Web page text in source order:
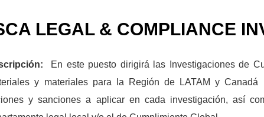
LEGAL & COMPLIANCE
En este puesto dirigirá las Investigaciones de
y materiales para la Región de LATAM y Canadá
y sanciones a aplicar en cada investigación, así